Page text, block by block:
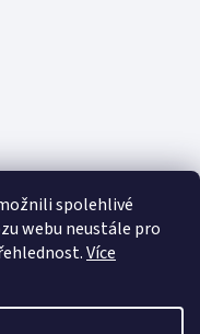
spolehlivé
webu neustále pro
Více
informace o nových